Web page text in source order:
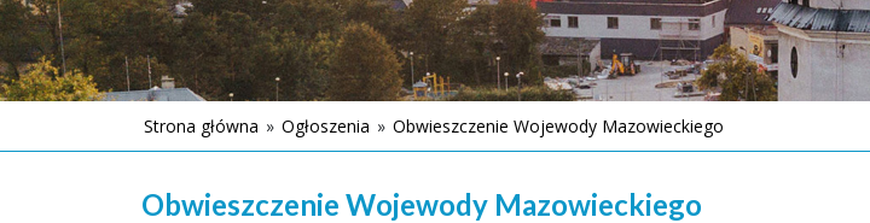
Strona główna » Ogłoszenia » Obwieszczenie Wojewody Mazowieckiego
Obwieszczenie Wojewody Mazowieckiego